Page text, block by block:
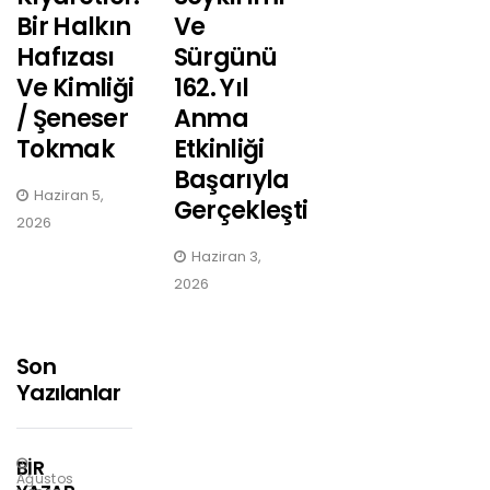
Bir Halkın
Hafızası
Ve Kimliği
/ Şeneser
Tokmak
Haziran 5,
2026
Ve
Sürgünü
162. Yıl
Anma
Etkinliği
Başarıyla
Gerçekleşti
Haziran 3,
2026
Son
Yazılanlar
BİR
Ağustos